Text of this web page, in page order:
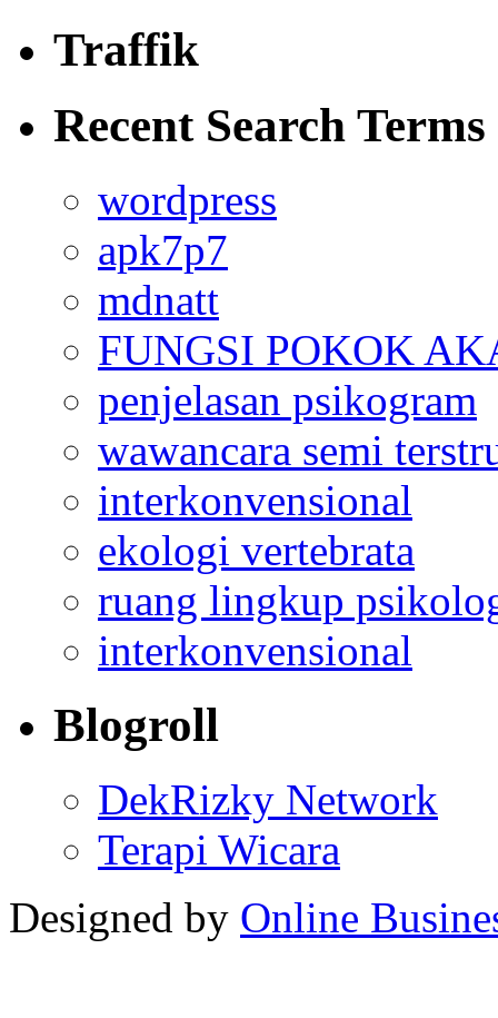
Traffik
Recent Search Terms
wordpress
apk7p7
mdnatt
FUNGSI POKOK
penjelasan psikogram
wawancara semi
interkonvensional
ekologi vertebrata
ruang lingkup
interkonvensional
Blogroll
DekRizky Network
Terapi Wicara
Designed by Online